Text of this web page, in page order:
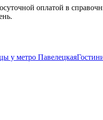
оплатой в
у метро Павелецкая